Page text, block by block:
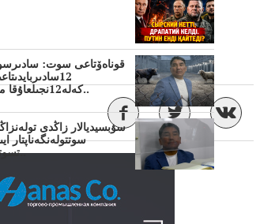
قوناەۆتاعى سوت:
كەلە12نجىلعاۇقا مەس..
سۋبسيديالار زاڭدى
سوتتولەنگەناپتار
تسوتتاعىا..